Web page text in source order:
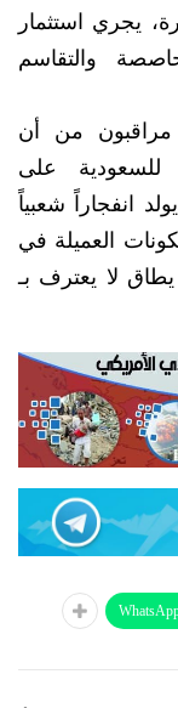
يجري استثمار
والتقاسم
مراقبون من أن
للسعودية على
انفجاراً شعبياً
العميلة في
لا يعترف بـ